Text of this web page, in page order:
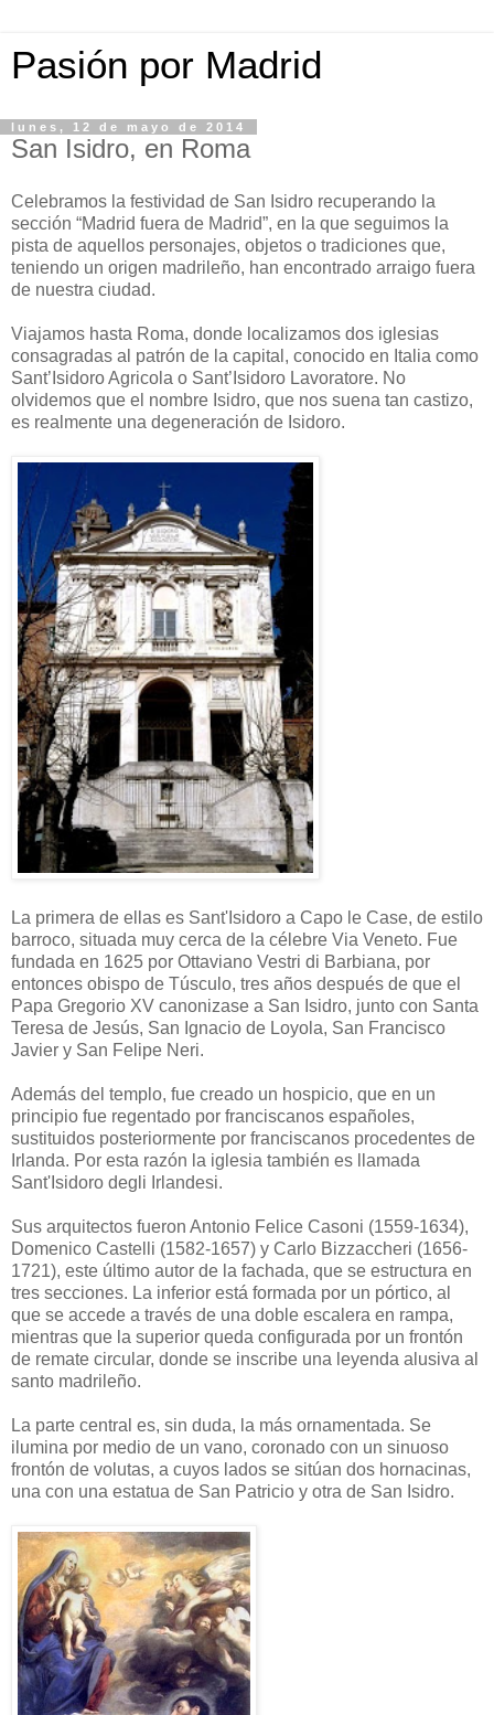
Pasión por Madrid
lunes, 12 de mayo de 2014
San Isidro, en Roma
Celebramos la festividad de San Isidro recuperando la
sección “Madrid fuera de Madrid”, en la que seguimos la
pista de aquellos personajes, objetos o tradiciones que,
teniendo un origen madrileño, han encontrado arraigo fuera
de nuestra ciudad.
Viajamos hasta Roma, donde localizamos dos iglesias
consagradas al patrón de la capital, conocido en Italia como
Sant’Isidoro Agricola o Sant’Isidoro Lavoratore. No
olvidemos que el nombre Isidro, que nos suena tan castizo,
es realmente una degeneración de Isidoro.
La primera de ellas es Sant'Isidoro a Capo le Case, de estilo
barroco, situada muy cerca de la célebre Via Veneto. Fue
fundada en 1625 por Ottaviano Vestri di Barbiana, por
entonces obispo de Túsculo, tres años después de que el
Papa Gregorio XV canonizase a San Isidro, junto con Santa
Teresa de Jesús, San Ignacio de Loyola, San Francisco
Javier y San Felipe Neri.
Además del templo, fue creado un hospicio, que en un
principio fue regentado por franciscanos españoles,
sustituidos posteriormente por franciscanos procedentes de
Irlanda. Por esta razón la iglesia también es llamada
Sant'Isidoro degli Irlandesi.
Sus arquitectos fueron Antonio Felice Casoni (1559-1634),
Domenico Castelli (1582-1657) y Carlo Bizzaccheri (1656-
1721), este último autor de la fachada, que se estructura en
tres secciones. La inferior está formada por un pórtico, al
que se accede a través de una doble escalera en rampa,
mientras que la superior queda configurada por un frontón
de remate circular, donde se inscribe una leyenda alusiva al
santo madrileño.
La parte central es, sin duda, la más ornamentada. Se
ilumina por medio de un vano, coronado con un sinuoso
frontón de volutas, a cuyos lados se sitúan dos hornacinas,
una con una estatua de San Patricio y otra de San Isidro.